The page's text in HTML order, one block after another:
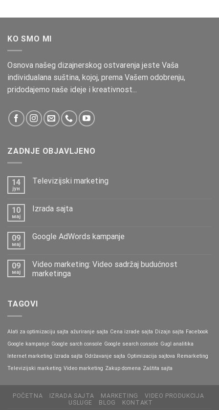
KO SMO MI
Osnova našeg dizajnerskog ostvarenja jeste Vaša
individualana suština, kojoj, prema Vašem odobrenju,
pridodajemo naše ideje i kreativnost...
ZADNJE OBJAVLJENO
14
јун
Televizijski marketing
10
мај
Izrada sajta
09
мај
Google AdWords kampanje
09
мај
Video marketing: Video sadržaj budućnost
marketinga
TAGOVI
Alati za optimizaciju sajta ažuriranje sajta Cena izrade sajta Dizajn sajta Facebook
Google kampanje Google sarch console Google search console Gugl analitika
Internet marketing Izrada sajta Održavanje sajta Optimizacija sajtova Remarketing
Televizijski marketing Video marketing Zakup domena Zaštita sajta
POČETNA IZRADA SAJTA MARKETING
VIDEO PRODUKCIJA
USLUGE
BLOG KONTAKT